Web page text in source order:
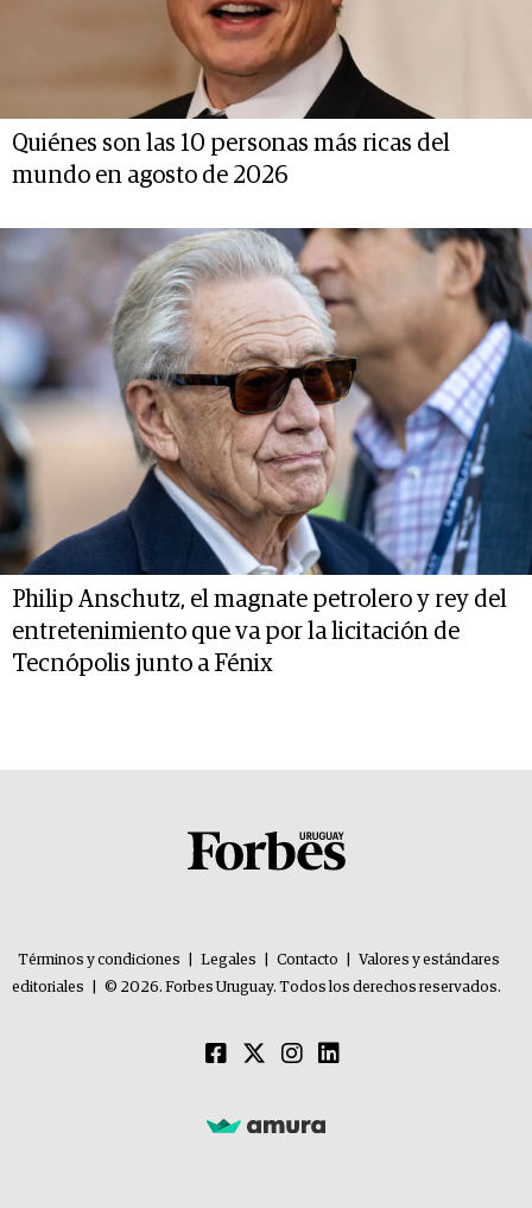
Quiénes son las 10 personas más ricas del
mundo en agosto de 2026
Philip Anschutz, el magnate petrolero y rey del
entretenimiento que va por la licitación de
Tecnópolis junto a Fénix
Términos y condiciones Legales Contacto
Valores y estándares
editoriales
© 2026. Forbes Uruguay. Todos los derechos reservados.